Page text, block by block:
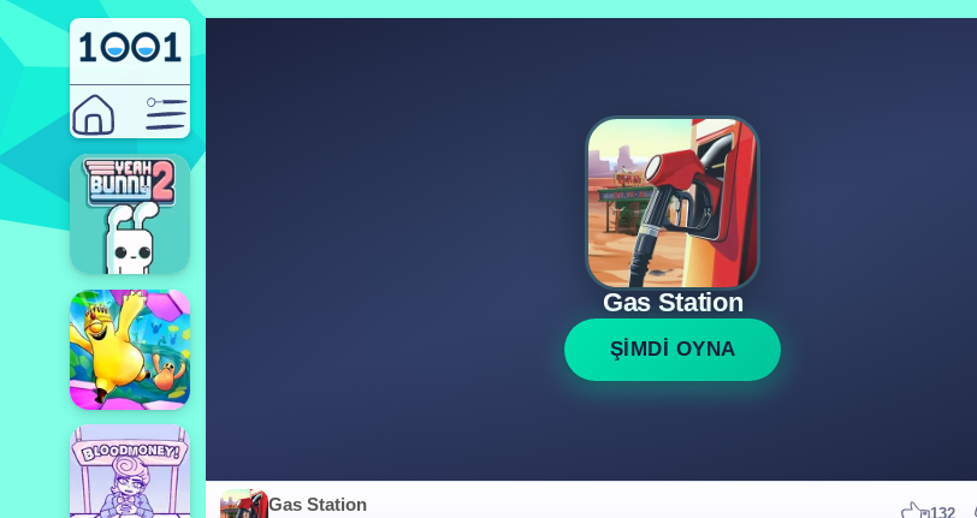
Gas Station
ŞİMDİ OYNA
Gas Station 132